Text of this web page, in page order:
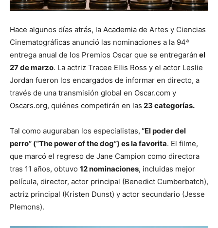
Hace algunos días atrás, la Academia de Artes y Ciencias
Cinematográficas anunció las nominaciones a la 94ª
entrega anual de los Premios Oscar que se entregarán el
27 de marzo. La actriz Tracee Ellis Ross y el actor Leslie
Jordan fueron los encargados de informar en directo, a
través de una transmisión global en Oscar.com y
Oscars.org, quiénes competirán en las 23 categorías.
Tal como auguraban los especialistas, “El poder del
perro” (“The power of the dog”) es la favorita. El filme,
que marcó el regreso de Jane Campion como directora
tras 11 años, obtuvo 12 nominaciones, incluidas mejor
película, director, actor principal (Benedict Cumberbatch),
actriz principal (Kristen Dunst) y actor secundario (Jesse
Plemons).